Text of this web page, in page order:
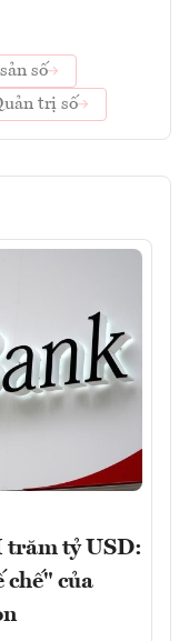
số
trị số
trăm tỷ USD:
chế" của